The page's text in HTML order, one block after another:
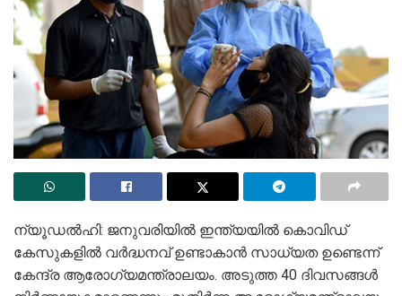
ന്യൂഡല്‍ഹി: ജനുവരിയില്‍ ഇന്ത്യയില്‍ കൊവിഡ്
കേസുകളില്‍ വര്‍ദ്ധനവ് ഉണ്ടാകാന്‍ സാധ്യത ഉണ്ടെന്ന്
കേന്ദ്ര ആരോഗ്യമന്ത്രാലയം. അടുത്ത 40 ദിവസങ്ങള്‍